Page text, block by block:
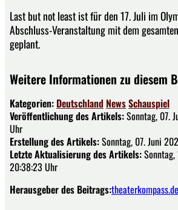
Last but not least ist für den 17. Juli im
Abschluss-Veranstaltung mit dem
geplant.
Weitere Informationen zu diesem
Kategorien: Deutschland NewsSchauspiel
Veröffentlichung des Artikels:Sonntag, 07.
Uhr
Erstellung des Artikels:Sonntag, 07. Juni
Letzte Aktualisierung des Artikels:
20:38:23 Uhr
Herausgeber des Beitrags:theaterkompass.de